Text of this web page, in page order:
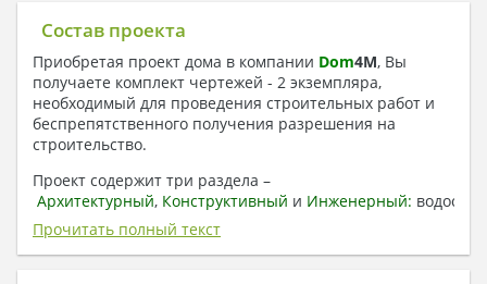
Состав проекта
Приобретая проект дома в компании Dom4M, Вы
получаете комплект чертежей - 2 экземпляра,
необходимый для проведения строительных работ и
беспрепятственного получения разрешения на
строительство.
Проект содержит три раздела –
Архитектурный, Конструктивный и Инженерный:
отопление, вентиляция, канализация,
электроснабжение (приобретается за дополнительную
плату) + Пояснительная записка.
Прочитать полный текст